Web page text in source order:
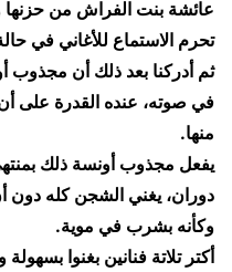
عائشة بنت الفراش من حزنها
تحرم الاستماع للأغاني في
​ثم أدركنا بعد ذلك أن
في صوته، عنده القدرة على
منها.
​يفعل مجذوب أونسة ذلك
دوران، يغني الشجن كله
وكأنه بشرب في موية.
​أكتر تلاتة فنانين بغنوا